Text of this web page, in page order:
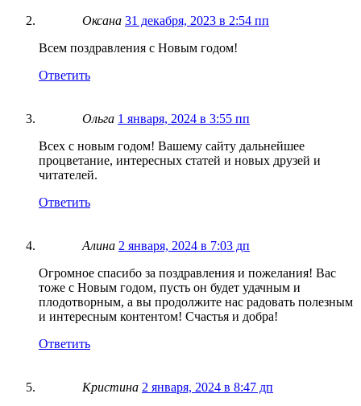
Оксана 31 декабря, 2023 в 2:54 пп
Всем поздравления с Новым годом!
Ответить
Ольга 1 января, 2024 в 3:55 пп
Всех с новым годом! Вашему сайту дальнейшее
процветание, интересных статей и новых друзей и
читателей.
Ответить
Алина 2 января, 2024 в 7:03 дп
Огромное спасибо за поздравления и пожелания! Вас
тоже с Новым годом, пусть он будет удачным и
плодотворным, а вы продолжите нас радовать полезным
и интересным контентом! Счастья и добра!
Ответить
Кристина 2 января, 2024 в 8:47 дп